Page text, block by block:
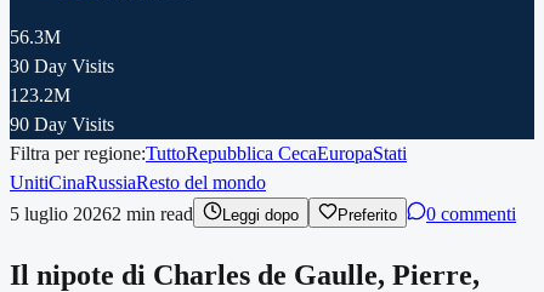
56.3M
30 Day Visits
123.2M
90 Day Visits
Filtra per regione:TuttoRepubblica CecaEuropaStati
UnitiCinaRussiaResto del mondo
5 luglio 20262 min read Leggi dopo Preferito 0 commenti
Il nipote di Charles de Gaulle, Pierre,